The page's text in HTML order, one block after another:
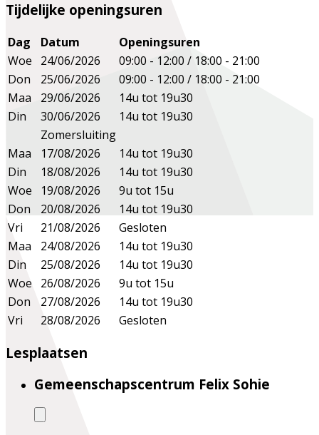
Tijdelijke openingsuren
Dag Datum
Openingsuren
Woe
24/06/2026
09:00 - 12:00 / 18:00 - 21:00
Don
25/06/2026
09:00 - 12:00 / 18:00 - 21:00
Maa
29/06/2026
14u tot 19u30
Din
30/06/2026
14u tot 19u30
Zomersluiting
Maa
17/08/2026
14u tot 19u30
Din
18/08/2026
14u tot 19u30
Woe
19/08/2026
9u tot 15u
Don
20/08/2026
14u tot 19u30
Vri
21/08/2026
Gesloten
Maa
24/08/2026
14u tot 19u30
Din
25/08/2026
14u tot 19u30
Woe 26/08/2026
9u tot 15u
Don
27/08/2026
14u tot 19u30
Vri
28/08/2026 Gesloten
Lesplaatsen
Gemeenschapscentrum Felix Sohie